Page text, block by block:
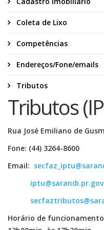
Coleta de Lixo
Competências
Endereços/Fone/emails
Tributos
Tributos
Rua José Emiliano de
Fone: (44) 3264-8600
Email:
Horário de